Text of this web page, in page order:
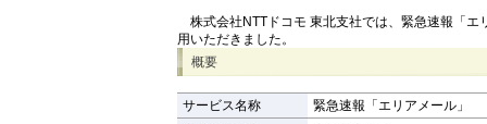
株式会社NTTドコモ 東北支社では、緊急速報「エ
用いただきました。
概要
サービス名称
緊急速報「エリアメール」